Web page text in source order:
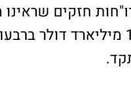
חזקים